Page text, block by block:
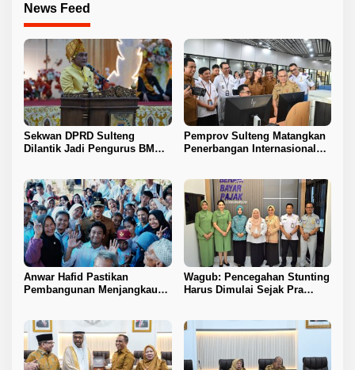
News Feed
Sekwan DPRD Sulteng
Dilantik Jadi Pengurus BMA
Pemprov Sulteng Matangkan
Penerbangan Internasional
Anwar Hafid Pastikan
Pembangunan Menjangkau
Wagub: Pencegahan Stunting
Harus Dimulai Sejak Pra